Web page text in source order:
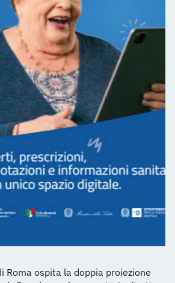
Roma ospita la doppia proiezione